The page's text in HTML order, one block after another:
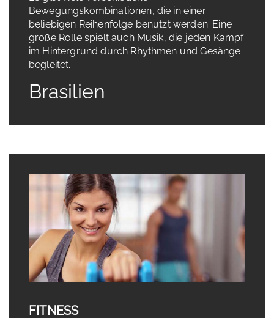
Bewegungskombinationen, die in einer
beliebigen Reihenfolge benutzt werden. Eine
große Rolle spielt auch Musik, die jeden Kampf
im Hintergrund durch Rhythmen und Gesänge
begleitet.
Brasilien
FITNESS